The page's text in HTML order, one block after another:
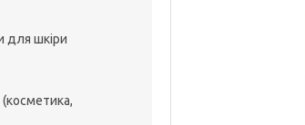
для шкіри